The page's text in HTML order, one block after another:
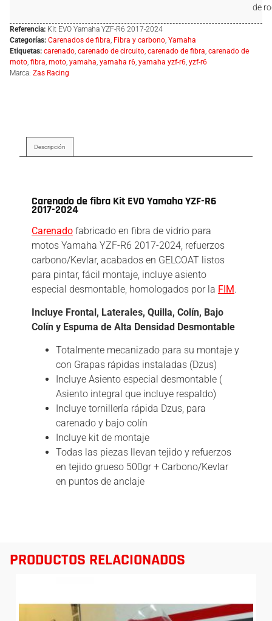
de
Referencia: Kit EVO Yamaha YZF-R6 2017-2024
Categorías: Carenados de fibra Fibra y carbono Yamaha
Etiquetas: carenado carenado de circuito carenado de fibra carenado de
moto fibra moto yamaha yamaha r6 yamaha yzf-r6 yzf-r6
Marca: Zas Racing
Descripción
Carenado de fibra Kit EVO Yamaha YZF-R6
2017-2024
Carenado fabricado en fibra de vidrio para
motos Yamaha YZF-R6 2017-2024, refuerzos
carbono/Kevlar, acabados en GELCOAT listos
para pintar, fácil montaje, incluye asiento
especial desmontable, homologados por la FIM.
Incluye Frontal, Laterales, Quilla, Colín, Bajo
Colín y Espuma de Alta Densidad Desmontable
Totalmente mecanizado para su montaje y
con Grapas rápidas instaladas (Dzus)
Incluye Asiento especial desmontable (
Asiento integral que incluye respaldo)
Incluye tornillería rápida Dzus, para
carenado y bajo colín
Incluye kit de montaje
Todas las piezas llevan tejido y refuerzos
en tejido grueso 500gr + Carbono/Kevlar
en puntos de anclaje
PRODUCTOS RELACIONADOS